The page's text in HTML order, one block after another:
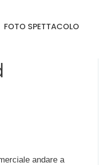
FOTO SPETTACOLO
andare a